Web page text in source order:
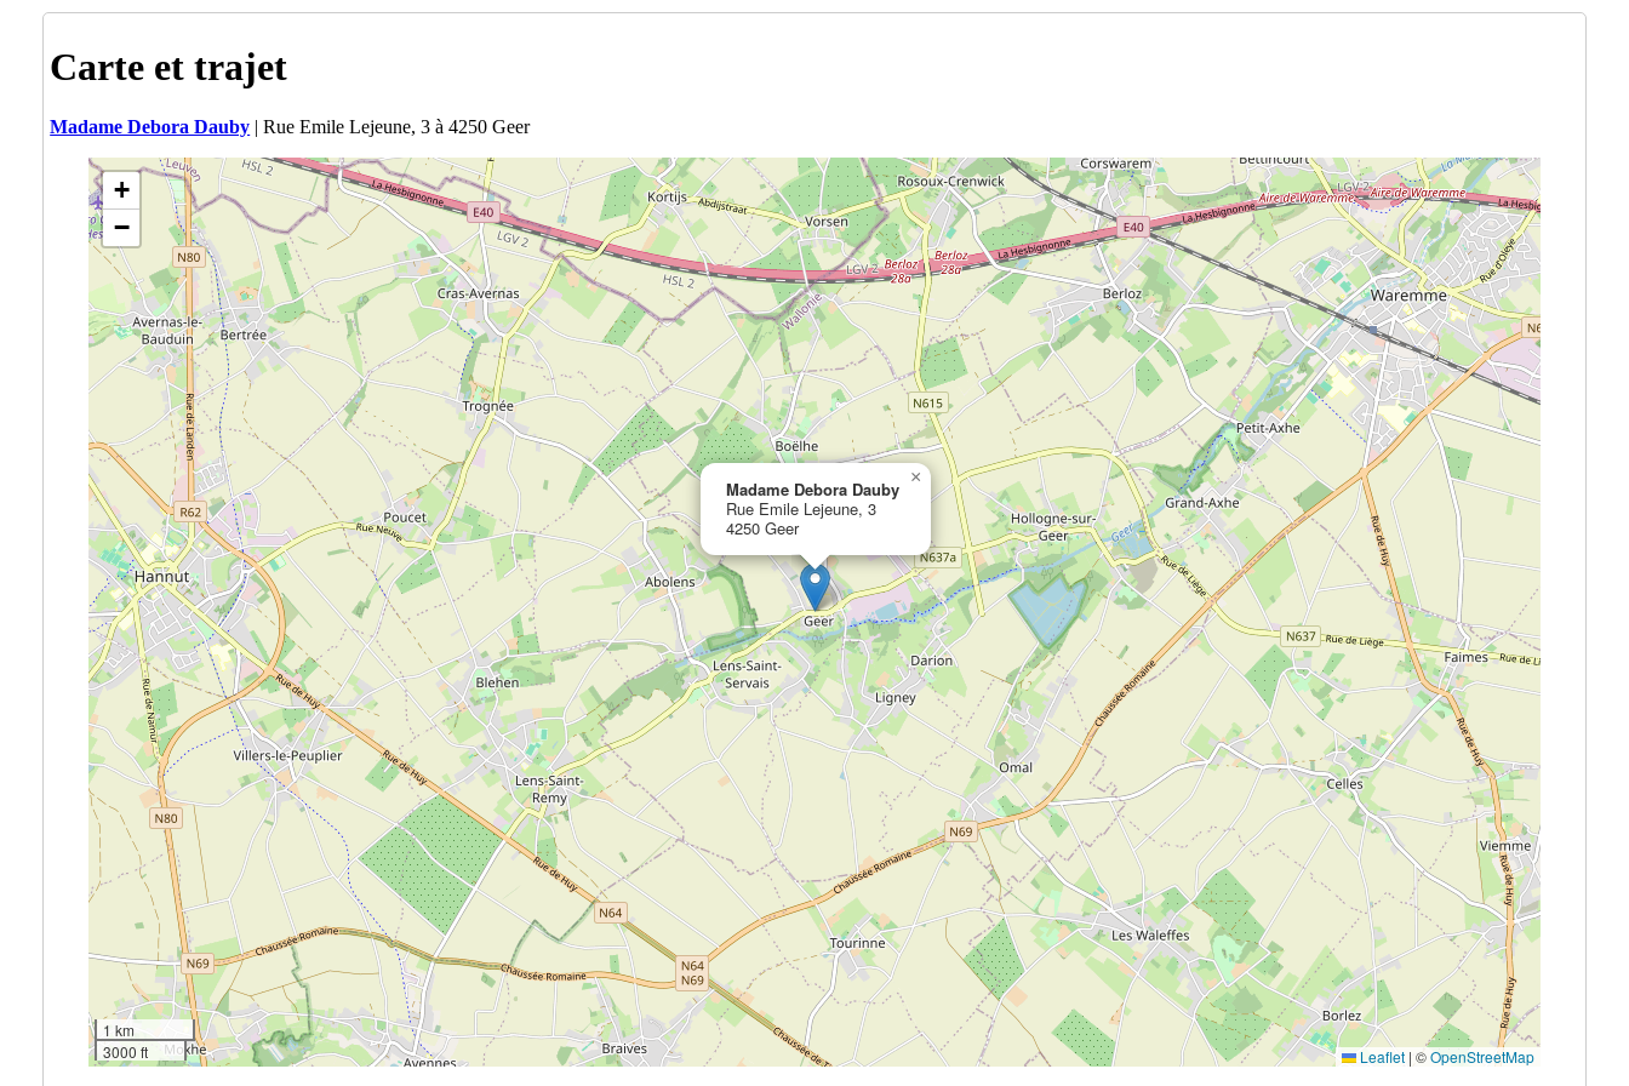
Carte et trajet
Madame Debora Dauby | Rue Emile Lejeune, 3 à 4250 Geer
Madame Debora Dauby
Rue Emile Lejeune, 3
4250 Geer
×
+
−
1 km
3000 ft
Leaflet | ©OpenStreetMap